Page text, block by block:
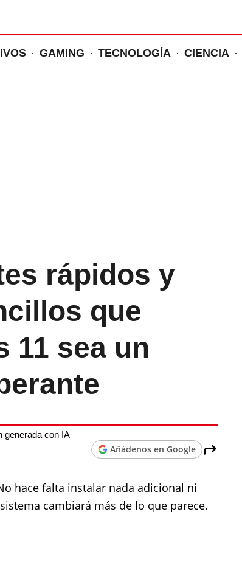
GAMING TECNOLOGÍA CIENCIA
rápidos y
que
11 sea un
generada con IA
Añádenos en Google
hace falta instalar nada adicional ni
cambiará más de lo que parece.